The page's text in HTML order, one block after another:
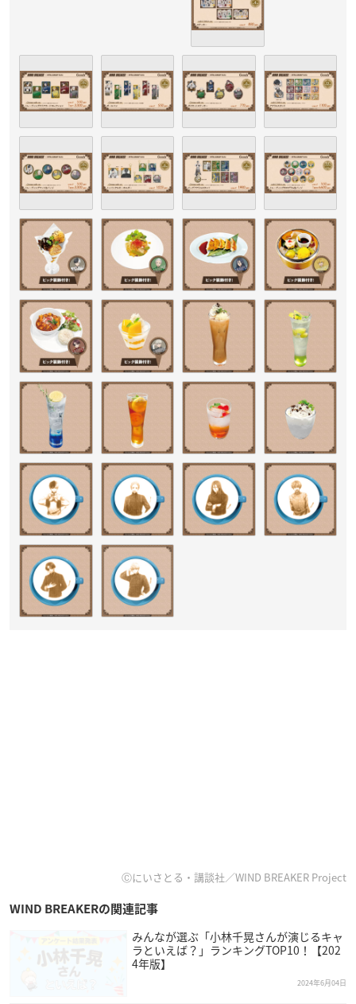
Ⓒにいさとる・講談社／WIND BREAKER Project
WIND BREAKERの関連記事
みんなが選ぶ「小林千晃さんが演じるキャ
ラといえば？」ランキングTOP10！【202
4年版】
2024年6月04日